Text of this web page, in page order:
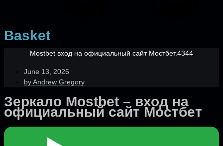
Basket
Mostbet вход на официальный сайт Мостбет.4344
June 13, 2026
byAndrew Gregory
Зеркало Mostbet – вход на
официальный сайт Мостбет